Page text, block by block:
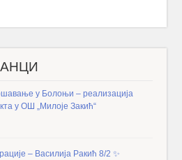
у Болоњи – реализација
у ОШ „Милоје Закић“
– Василија Ракић 8/2 ✨️